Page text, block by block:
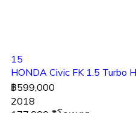
15
HONDA Civic FK 1.5 Turbo
฿599,000
2018